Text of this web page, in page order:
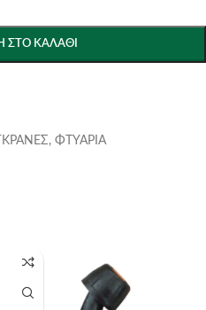
ΣΤΟ ΚΑΛΆΘΙ
, ΦΤΥΑΡΙΑ